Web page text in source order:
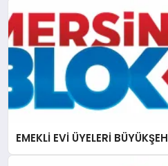
EMEKLİ EVİ ÜYELERİ